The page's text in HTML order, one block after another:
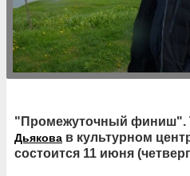
"Промежуточный финиш".
Дьякова в культурном
состоится 11 июня